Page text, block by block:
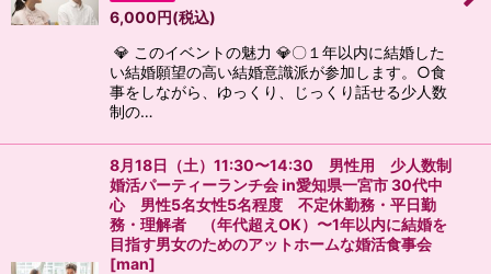
6,000円(税込)
💎 このイベントの魅力 💎〇１年以内に結婚した
い結婚願望の高い結婚意識派が参加します。○食
事をしながら、ゆっくり、じっくり話せる少人数
制の…
8月18日（土）11:30〜14:30 男性用 少人数制
婚活パーティーランチ会 in愛知県一宮市 30代中
心 男性5名女性5名程度 不定休勤務・平日勤
務・理解者 （年代超えOK）〜1年以内に結婚を
目指す男女のためのアットホームな婚活食事会
[man]